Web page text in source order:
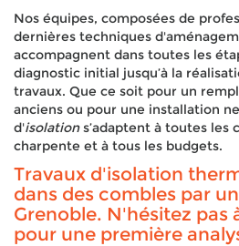
Nos équipes, composées de
dernières techniques
accompagnent dans toutes les
diagnostic initial jusqu’à la
travaux. Que ce soit pour un
anciens ou pour une installation
d'isolations’adaptent à toutes les
charpente et à tous les budgets.
Travaux d'isolation
dans des combles par
Grenoble. N'hésitez pas
pour une première